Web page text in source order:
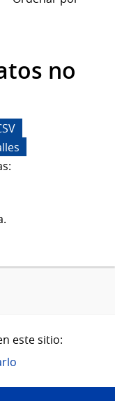
no
este sitio: